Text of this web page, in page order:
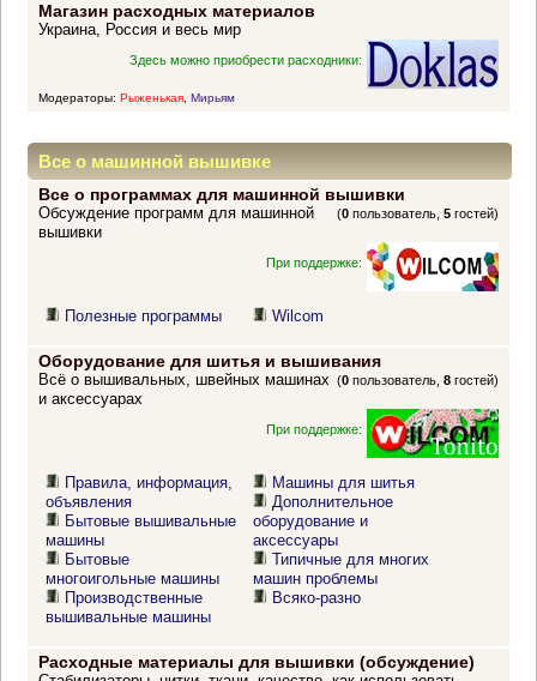
Магазин расходных материалов
Украина, Россия и весь мир
Здесь можно приобрести расходники:
Модераторы: Рыженькая, Мирьям
Все о машинной вышивке
Все о программах для машинной вышивки
(0 пользователь,5 гостей)
Обсуждение программ для машинной
вышивки
При поддержке:
Полезные программы Wilcom
Оборудование для шитья и вышивания
(0 пользователь,8 гостей)
Всё о вышивальных, швейных машинах
и аксессуарах
При поддержке:
Правила, информация,
объявления
Бытовые вышивальные
машины
Бытовые
многоигольные машины
Производственные
вышивальные машины
Машины для шитья
Дополнительное
оборудование и
аксессуары
Типичные для многих
машин проблемы
Всяко-разно
Расходные материалы для вышивки (обсуждение)